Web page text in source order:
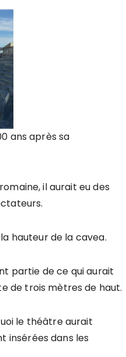
ans après sa
il aurait eu des
hauteur de la cavea.
partie de ce qui aurait
de trois mètres de haut.
le théâtre aurait
insérées dans les